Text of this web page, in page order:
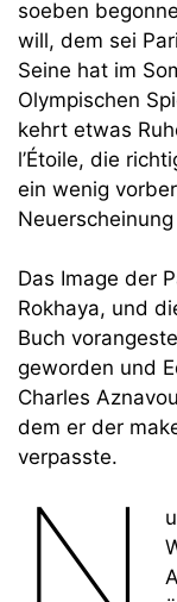
soeben
will, dem sei
Seine hat im
Olympischen
kehrt etwas
l’Étoile, die
ein wenig
Das Image der
Rokhaya, und
Buch
geworden und
Charles
dem er der
verpasste.